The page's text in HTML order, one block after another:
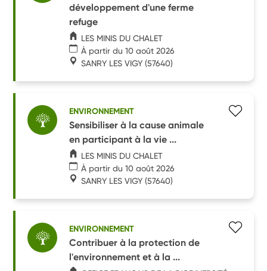
développement d'une ferme
refuge
LES MINIS DU CHALET
À partir du 10 août 2026
SANRY LES VIGY (57640)
ENVIRONNEMENT
Sensibiliser à la cause animale
en participant à la vie ...
LES MINIS DU CHALET
À partir du 10 août 2026
SANRY LES VIGY (57640)
ENVIRONNEMENT
Contribuer à la protection de
l'environnement et à la ...